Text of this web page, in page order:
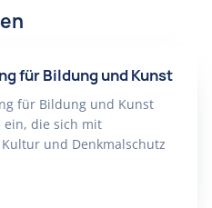
für Bildung und Kunst
für Bildung und Kunst
ein, die sich mit
und Denkmalschutz